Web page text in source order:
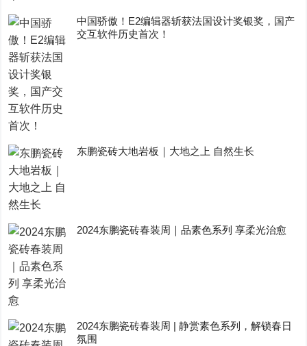
中国骄傲！E2编辑器斩获法国设计奖银奖，国产
交互软件历史首次！
东鹏瓷砖大地岩板｜大地之上 自然生长
2024东鹏瓷砖春装周｜品素色系列 享柔光治愈
2024东鹏瓷砖春装周 | 静赏素色系列，解锁春日
氛围